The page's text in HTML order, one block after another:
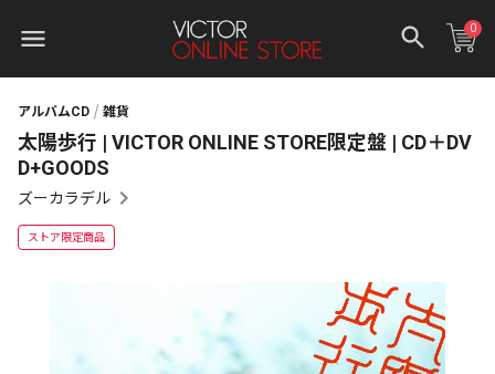
0
アルバムCD 雑貨
太陽歩行 | VICTOR ONLINE STORE限定盤 | CD＋DV
D+GOODS
ズーカラデル
ストア限定商品